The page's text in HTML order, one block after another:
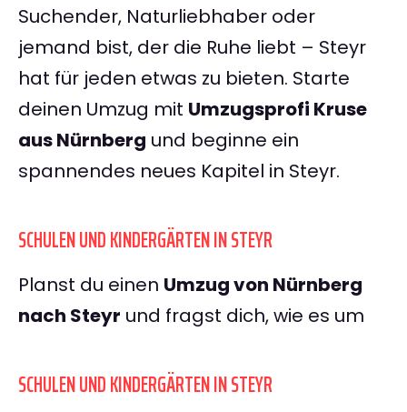
Suchender, Naturliebhaber oder
jemand bist, der die Ruhe liebt – Steyr
hat für jeden etwas zu bieten. Starte
deinen Umzug mit Umzugsprofi Kruse
aus Nürnberg und beginne ein
spannendes neues Kapitel in Steyr.
SCHULEN UND KINDERGÄRTEN IN STEYR
Planst du einen Umzug von Nürnberg
nach Steyr und fragst dich, wie es um
SCHULEN UND KINDERGÄRTEN IN STEYR